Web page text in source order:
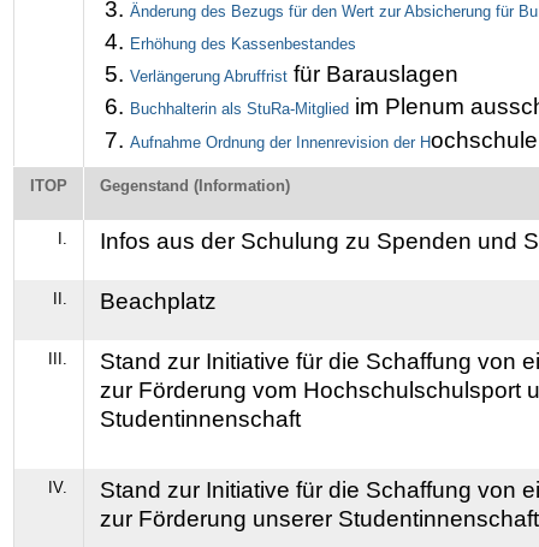
Änderung des Bezugs für den Wert zur Absicherung für
Erhöhung des Kassenbestandes
Verlängerung Abruffrist für Barauslagen
Buchhalterin als StuRa-Mitglied im Plenum
Aufnahme Ordnung der Innenrevision der Hochschule
ITOP Gegenstand (Information)
I. Infos aus der Schulung zu Spenden und
II. Beachplatz
III.
Stand zur Initiative für die Schaffung von
zur Förderung vom Hochschulschulsport
Studentinnenschaft
IV.
Stand zur Initiative für die Schaffung von
zur Förderung unserer Studentinnenschaft